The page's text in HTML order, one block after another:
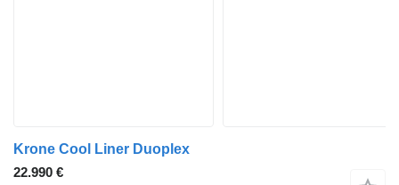
Krone Cool Liner Duoplex
22.990 €